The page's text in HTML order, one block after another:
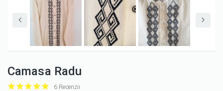
Camasa Radu
6 Recenzii